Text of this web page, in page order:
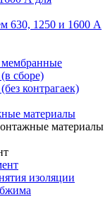
630, 1250 и 1600 А
сборе)
контрагаек)
материалы
материалы
изоляции